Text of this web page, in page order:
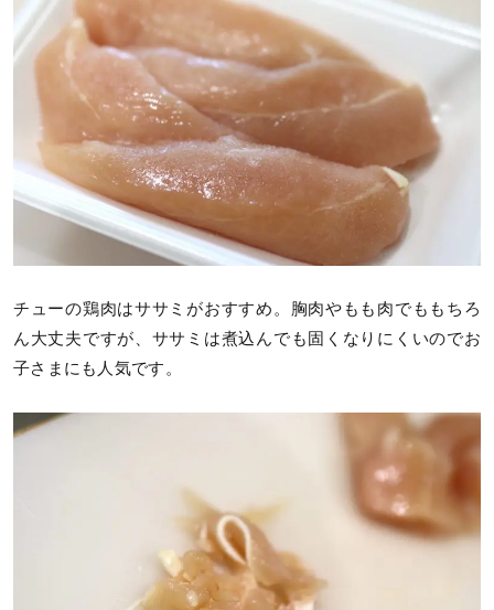
チューの鶏肉はササミがおすすめ。胸肉やもも肉でももちろ
ん大丈夫ですが、ササミは煮込んでも固くなりにくいのでお
子さまにも人気です。